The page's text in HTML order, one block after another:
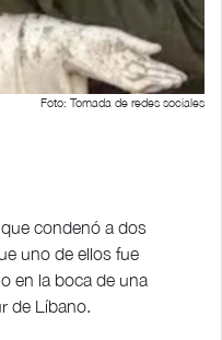
Foto: Tomada de redes sociales
condenó a dos
uno de ellos fue
en la boca de una
de Líbano.